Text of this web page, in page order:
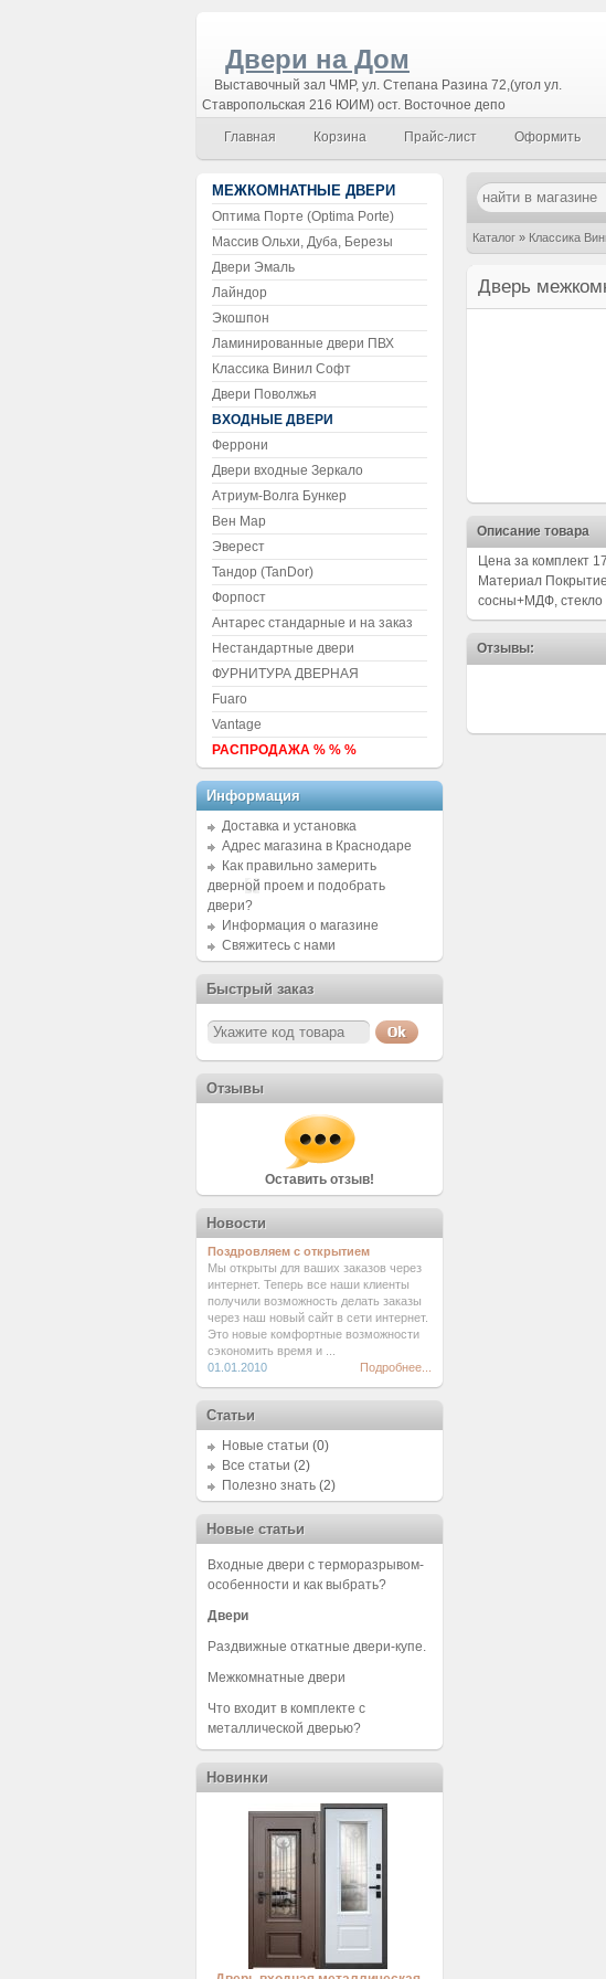
Двери на Дом
Выставочный зал ЧМР, ул. Степана Разина 72,(угол ул.
Ставропольская 216 ЮИМ) ост. Восточное депо
Главная Корзина Прайс-лист Оформить
Каталог » Классика
Дверь
Описание товара
Цена за комплект
Материал
сосны+МДФ, стекло
Отзывы:
МЕЖКОМНАТНЫЕ ДВЕРИ
Оптима Порте (Optima Porte)
Массив Ольхи, Дуба, Березы
Двери Эмаль
Лайндор
Экошпон
Ламинированные двери ПВХ
Классика Винил Софт
Двери Поволжья
ВХОДНЫЕ ДВЕРИ
Феррони
Двери входные Зеркало
Атриум-Волга Бункер
Вен Мар
Эверест
Тандор (TanDor)
Форпост
Антарес стандарные и на заказ
Нестандартные двери
ФУРНИТУРА ДВЕРНАЯ
Fuaro
Vantage
РАСПРОДАЖА % % %
Информация
Доставка и установка
Адрес магазина в Краснодаре
Как правильно замерить
дверной проем и подобрать
двери?
Информация о магазине
Свяжитесь с нами
Быстрый заказ
Отзывы
Оставить отзыв!
Новости
Поздровляем с открытием
Мы открыты для ваших заказов через
интернет. Теперь все наши клиенты
получили возможность делать заказы
через наш новый сайт в сети интернет.
Это новые комфортные возможности
сэкономить время и ...
01.01.2010
Подробнее...
Статьи
Новые статьи (0)
Все статьи (2)
Полезно знать (2)
Новые статьи
Входные двери с терморазрывом-
особенности и как выбрать?
Двери
Раздвижные откатные двери-купе.
Межкомнатные двери
Что входит в комплекте с
металлической дверью?
Новинки